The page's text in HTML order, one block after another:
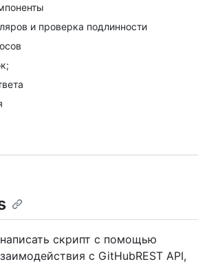
и проверка подлинности
скрипт с помощью
с GitHubREST API,